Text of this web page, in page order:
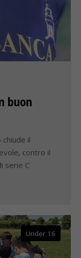
buon
chiude il
contro il
serie C
Under 16